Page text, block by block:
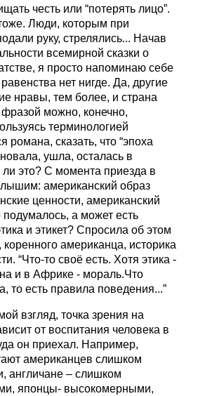
честь или “потерять лицо”.
Люди, которым при
руку, стрелялись... Начав
всемирной сказки о
я просто напоминаю себе
нет нигде. Да, другие
нравы, тем более, и страна
фразой можно, конечно,
терминологией
романа, сказать, что “эпоха
ушла, осталась в
ли это? С момента приезда в
американский образ
ценности, американский
подумалось, а может есть
и этикет? Спросила об этом
коренного американца, историка
“Что-то своё есть. Хотя этика -
и в Африке - мораль.Что
то есть правила поведения...”
взгляд, точка зрения на
от воспитания человека в
он приехал. Например,
американцев слишком
англичане – слишком
японцы- высокомерными,